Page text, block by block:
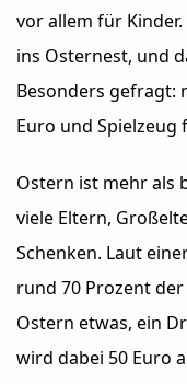
vor allem für
ins Osternest, und
Besonders gefragt:
Euro und Spielzeug
Ostern ist mehr als
viele Eltern,
Schenken. Laut
rund 70 Prozent
Ostern etwas, ein
wird dabei 50 Euro